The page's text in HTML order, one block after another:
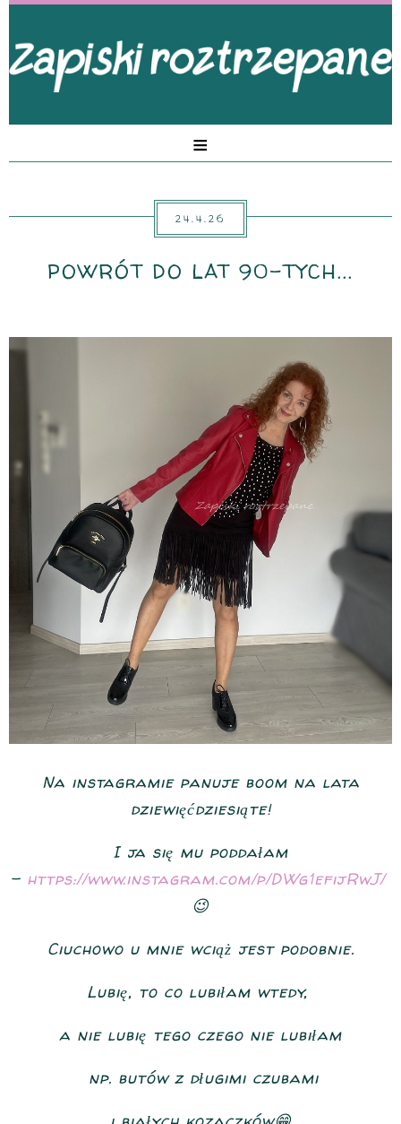
≡
24.4.26
POWRÓT DO LAT 90-TYCH...
Na instagramie panuje boom na lata
dziewięćdziesiąte!
I ja się mu poddałam
- https://www.instagram.com/p/DWg1efijRwJ/
😉
Ciuchowo u mnie wciąż jest podobnie.
Lubię, to co lubiłam wtedy,
a nie lubię tego czego nie lubiłam
np. butów z długimi czubami